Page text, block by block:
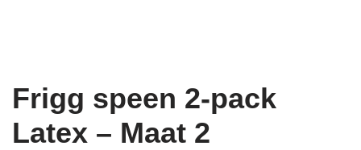
Frigg speen 2-pack
Latex – Maat 2